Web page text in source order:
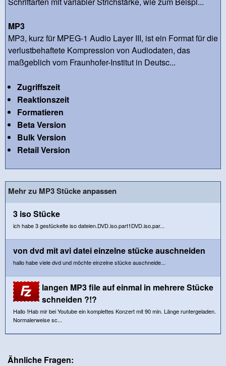
MP3
MP3, kurz für MPEG-1 Audio Layer III, ist ein Format für die
verlustbehaftete Kompression von Audiodaten, das
maßgeblich vom Fraunhofer-Institut in Deutsc...
Zugriffszeit
Reaktionszeit
Formatieren
Beta Version
Bulk Version
Retail Version
Mehr zu MP3 Stücke anpassen
3 iso Stücke
ich habe 3 gestückelte iso dateien.DVD.iso.part1DVD.iso.par...
von dvd mit avi datei einzelne stücke auschneiden
hallo habe viele dvd und möchte einzelne stücke auschneide...
langen MP3 file auf einmal in mehrere Stücke
schneiden ?!?
Hallo !Hab mir bei Youtube ein komplettes Konzert mit 90 min. Länge runtergeladen.
Normalerweise sc...
Ähnliche Fragen: